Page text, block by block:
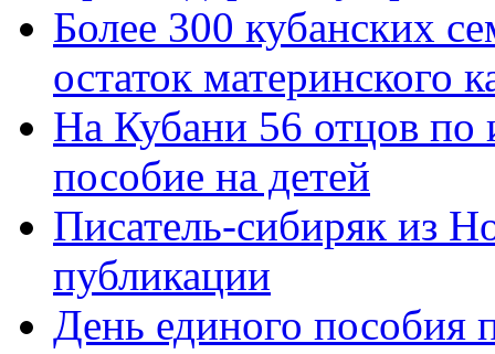
Более 300 кубанских
остаток материнского
На Кубани 56 отцов по
пособие на детей
Писатель-сибиряк из
публикации
День единого пособия